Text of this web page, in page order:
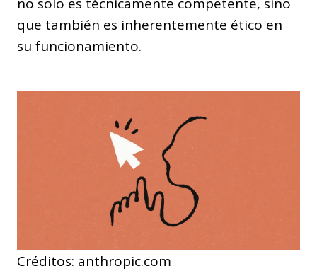
que también es inherentemente ético en
su funcionamiento.
Créditos: anthropic.com